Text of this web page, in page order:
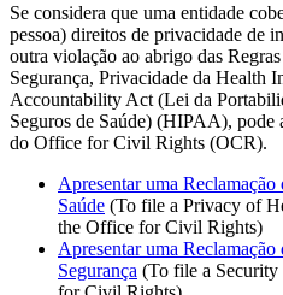
Se considera que uma entidade
pessoa) direitos de privacidade de
outra violação ao abrigo das
Segurança, Privacidade da Health
Accountability Act (Lei da
Seguros de Saúde) (HIPAA), pode
do Office for Civil Rights (OCR).
Apresentar uma
Saúde (To file a Privacy of
the Office for Civil Rights)
Apresentar uma
Segurança (To file a